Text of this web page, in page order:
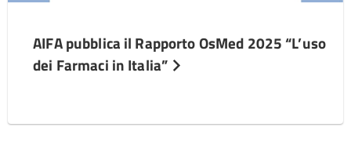
AIFA pubblica il Rapporto OsMed 2025 “L’uso
dei Farmaci in Italia”